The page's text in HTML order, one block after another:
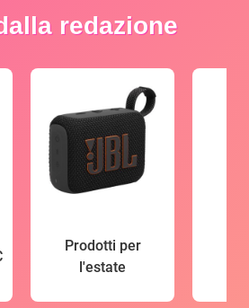
redazione
Prodotti per
l'estate